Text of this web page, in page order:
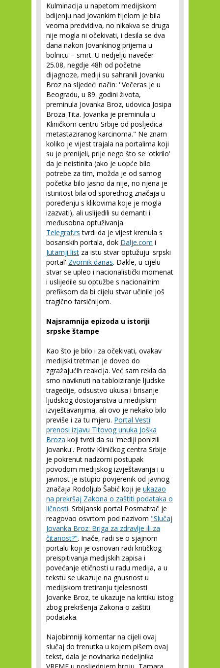
Kulminacija u napetom medijskom
bdijenju nad Jovankim tijelom je bila
veoma predvidiva, no nikakva se druga
nije mogla ni očekivati, i desila se dva
dana nakon Jovankinog prijema u
bolnicu – smrt. U nedjelju navečer
25.08, negdje 48h od početne
dijagnoze, mediji su sahranili Jovanku
Broz na sljedeći način: ''Večeras je u
Beogradu, u 89. godini života,
preminula Jovanka Broz, udovica Josipa
Broza Tita. Jovanka je preminula u
Kliničkom centru Srbije od posljedica
metastaziranog karcinoma." Ne znam
koliko je vijest trajala na portalima koji
su je prenijeli, prije nego što se 'otkrilo'
da je neistinita (ako je uopće bilo
potrebe za tim, možda je od samog
početka bilo jasno da nije, no njena je
istinitost bila od sporednog značaja u
poređenju s klikovima koje je mogla
izazvati), ali uslijedili su demanti i
međusobna optuživanja.
Telegraf.rs tvrdi da je vijest krenula s
bosanskih portala, dok Dalje.com i
Jutarnji list za istu stvar optužuju 'srpski
portal' Zvornik danas. Dakle, u cijelu
stvar se upleo i nacionalistički momenat
i uslijedile su optužbe s nacionalnim
prefiksom da bi cijelu stvar učinile još
tragično farsičnijom.
Najsramnija epizoda u istoriji
srpske štampe
Kao što je bilo i za očekivati, ovakav
medijski tretman je doveo do
zgražajućih reakcija. Već sam rekla da
smo naviknuti na tabloiziranje ljudske
tragedije, odsustvo ukusa i brisanje
ljudskog dostojanstva u medijskim
izvještavanjima, ali ovo je nekako bilo
previše i za tu mjeru. Portal Vesti
prenosi izjavu Titovog unuka Joška
Broza koji tvrdi da su 'mediji ponizili
Jovanku'. Protiv Kliničkog centra Srbije
je pokrenut nadzorni postupak
povodom medijskog izvještavanja i u
javnost je istupio povjerenik od javnog
značaja Rodoljub Šabić koji je ukazao
na prekršaj Zakona o zaštiti podataka o
ličnosti. Srbijanski portal Posmatrač je
reagovao osvrtom pod nazivom "Slučaj
Jovanka Broz: Briga za zdravlje ili za
čitanost?". Inače, radi se o sjajnom
portalu koji je osnovan radi kritičkog
preispitivanja medijskih zapisa i
povećanje etičnosti u radu medija, a u
tekstu se ukazuje na gnusnost u
medijskom tretiranju tjelesnosti
Jovanke Broz, te ukazuje na kritiku istog
zbog prekršenja Zakona o zaštiti
podataka.
Najobimniji komentar na cijeli ovaj
slučaj do trenutka u kojem pišem ovaj
tekst, dala je novinarka nedeljnika
VREME u posljednjem broju, Tamara